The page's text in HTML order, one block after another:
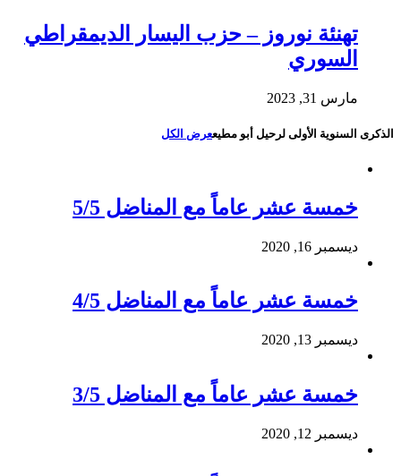
تهنئة نوروز – حزب اليسار الديمقراطي
السوري
مارس 31, 2023
الذكرى السنوية الأولى لرحيل أبو مطيععرض الكل
خمسة عشر عاماً مع المناضل 5/5
ديسمبر 16, 2020
خمسة عشر عاماً مع المناضل 4/5
ديسمبر 13, 2020
خمسة عشر عاماً مع المناضل 3/5
ديسمبر 12, 2020